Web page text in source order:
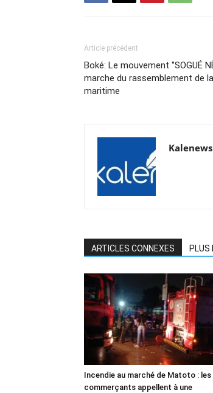
Article précédent
Boké: Le mouvement ‘’SOGUÉ
marche du rassemblement de
maritime
Kalenews
ARTICLES CONNEXES PLUS
Incendie au marché de Matoto : les
commerçants appellent à une